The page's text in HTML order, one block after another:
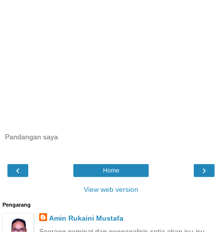
Pandangan saya
‹ ›
Home
View web version
Pengarang
Amin Rukaini Mustafa